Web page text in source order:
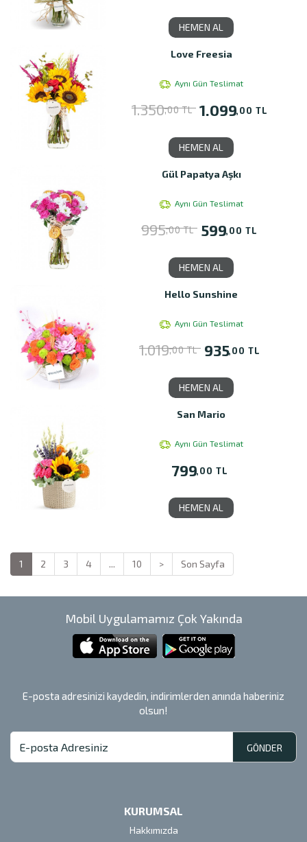
HEMEN AL
Love Freesia
Aynı Gün Teslimat
1.350,00 TL 1.099,00 TL
HEMEN AL
Gül Papatya Aşkı
Aynı Gün Teslimat
995,00 TL 599,00 TL
HEMEN AL
Hello Sunshine
Aynı Gün Teslimat
1.019,00 TL 935,00 TL
HEMEN AL
San Mario
Aynı Gün Teslimat
799,00 TL
HEMEN AL
1 2 3 4 ... 10 > Son Sayfa
Mobil Uygulamamız Çok Yakında
E-posta adresinizi kaydedin, indirimlerden anında haberiniz
olsun!
GÖNDER
KURUMSAL
Hakkımızda